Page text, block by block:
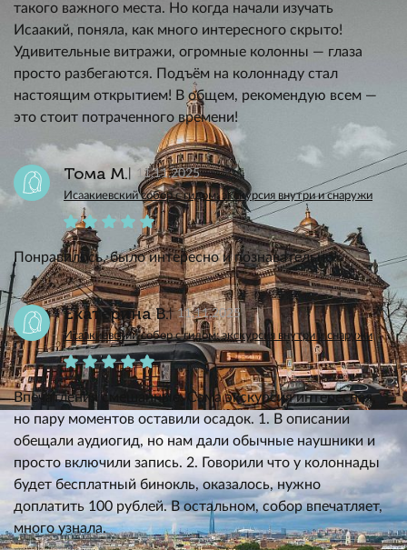
такого важного места. Но когда начали изучать
Исаакий, поняла, как много интересного скрыто!
Удивительные витражи, огромные колонны — глаза
просто разбегаются. Подъём на колоннаду стал
настоящим открытием! В общем, рекомендую всем —
это стоит потраченного времени!
Тома М. 11.11.2025
Исаакиевский собор с гидом: экскурсия внутри и снаружи
Понравилось, было интересно и познавательно!
Екатерина В. 11.11.2025
Исаакиевский собор с гидом: экскурсия внутри и снаружи
Впечатления смешанные. Сама экскурсия интересная,
но пару моментов оставили осадок. 1. В описании
обещали аудиогид, но нам дали обычные наушники и
просто включили запись. 2. Говорили что у колоннады
будет бесплатный бинокль, оказалось, нужно
доплатить 100 рублей. В остальном, собор впечатляет,
много узнала.